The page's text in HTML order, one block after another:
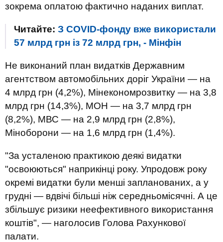
зокрема оплатою фактично наданих виплат.
Читайте: З COVID-фонду вже використали
57 млрд грн із 72 млрд грн, - Мінфін
Не виконаний план видатків Державним
агентством автомобільних доріг України — на
4 млрд грн (4,2%), Мінекономрозвитку — на 3,8
млрд грн (14,3%), МОН — на 3,7 млрд грн
(8,2%), МВС — на 2,9 млрд грн (2,8%),
Міноборони — на 1,6 млрд грн (1,4%).
"За усталеною практикою деякі видатки
"освоюються" наприкінці року. Упродовж року
окремі видатки були менші запланованих, а у
грудні — вдвічі більші ніж середньомісячні. А це
збільшує ризики неефективного використання
коштів", — наголосив Голова Рахункової
палати.